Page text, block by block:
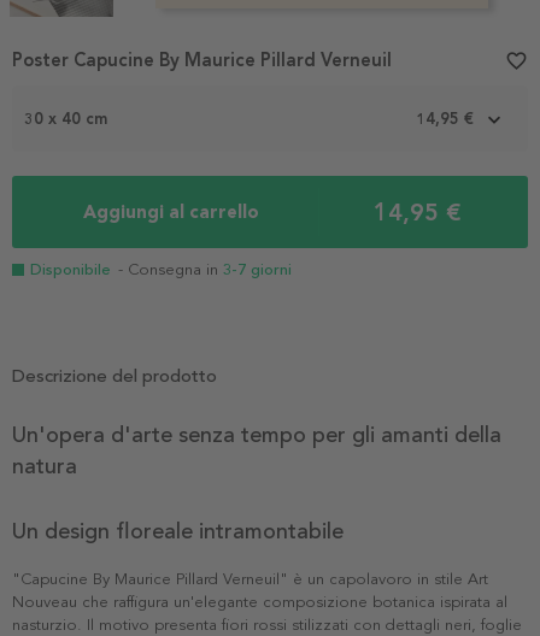
1
30 x 40 cm 14,95 €
Aggiungi al carrello 14,95 €
Disponibile - Consegna in 3-7 giorni
Poster Capucine By Maurice Pillard Verneuil favorite_border
Descrizione del prodotto
Un'opera d'arte senza tempo per gli amanti della
natura
Un design floreale intramontabile
"Capucine By Maurice Pillard Verneuil" è un capolavoro in stile Art
Nouveau che raffigura un'elegante composizione botanica ispirata al
nasturzio. Il motivo presenta fiori rossi stilizzati con dettagli neri, foglie